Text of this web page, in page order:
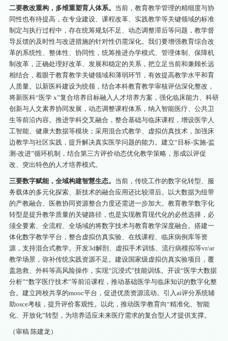
二要教改重构，多维重塑育人体系。 当前，教育教学管理的精细度与协
同性也有待提高，在专业建设、课程改革、实践教学等关键领域的标准
制定与执行过程中，存在统筹规划不足、动态调整滞后等问题，教学督
导反馈的及时性与改进措施的针对性仍需深化。我们要增强教育综合改
革的系统性、整体性、协同性，统筹推进办学模式、管理体制、保障机
制改革，正确处理好改革、发展和稳定的关系，把立足当前和兼顾长远
相结合，着眼于教育教学关键领域和薄弱环节，有效提高教学水平和育
人质量。以新医科建设为统领，结合本科教育教学审核评估深化整改，
将新医科“医学 x”复合培养目标融入人才培养方案，强化临床能力、科研
创新与人文素养协同发展，动态调整课程体系，纳入智能医疗、公共卫
生等前沿内容。推进学科交叉融合，整合基础与临床课程，增设医学人
工智能、健康大数据等模块；采用混合式教学、虚拟仿真技术，加强床
边教学与社区实践，提升解决真实医学问题的能力。建立“目标-实施-监
测-改进”循环机制，结合第三方评价动态优化教学策略，形成以评促
改、突出特色的人才培养模式。
三要数字赋能，全域构建智慧生态。 当前，传统工作的数字化转型、服
务载体的多元化探索、新技术的融合应用还比较滞后。以大数据为纽带
的产教融合、医教协同资源整合力度还需进一步加大。教育教学数字化
转型是提升教学质量的关键路径，也是实现教育现代化的必然选择，必
须全要素、全流程、全场域的将数字技术与教育教学深度融合。搭建一
体化数字教学平台，整合虚拟仿真实验、在线课程、临床病例库等资
源，支持混合式教学。开发3d解剖、虚拟手术训练、流行病模拟等vr/ar
教学场景，弥补传统实践资源不足。建设国家级虚拟仿真实验项目，覆
盖急救、外科等高风险操作，实现“沉浸式”技能训练。开设“医学大数据
分析”“数字医疗技术”等前沿课程，推动基础医学与临床知识的数字化整
合。建立跨校共享的mooc平台，促进优质资源流动。引入ai评分系统辅
助osce考核，提升评价客观性。以此，推动医学教育向“精准化、智能
化、开放化”转型，为培养适应未来医疗需求的复合型人才提供支撑。
（审稿 陈建龙）